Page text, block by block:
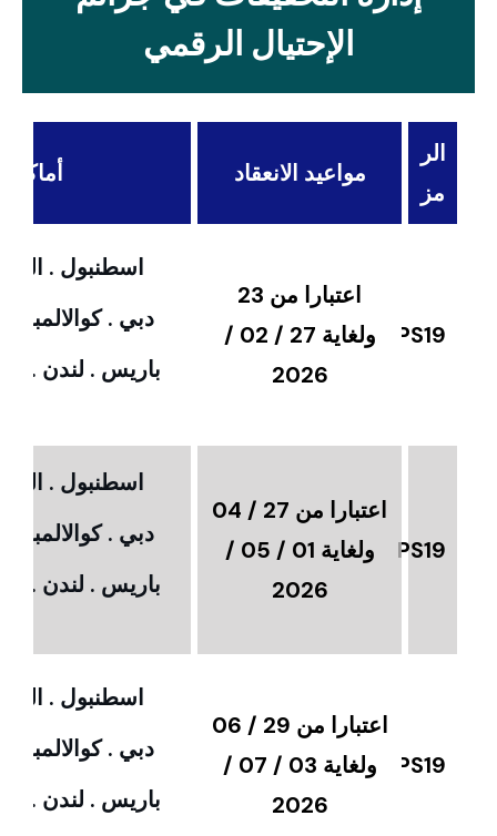
الإحتيال الرقمي
الر
مز
مواعيد الانعقاد أماكن
PS19
اعتبارا من 23
ولغاية 27 / 02 /
2026
اسطنبول .
دبي .
باريس . لندن .
PS19
اعتبارا من 27 / 04
ولغاية 01 / 05 /
2026
اسطنبول .
دبي .
باريس . لندن .
PS19
اعتبارا من 29 / 06
ولغاية 03 / 07 /
2026
اسطنبول .
دبي .
باريس . لندن .